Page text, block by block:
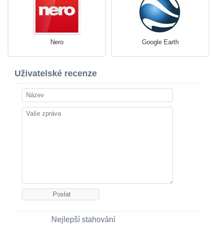
Nero Google Earth
Uživatelské recenze
Nejlepší stahování